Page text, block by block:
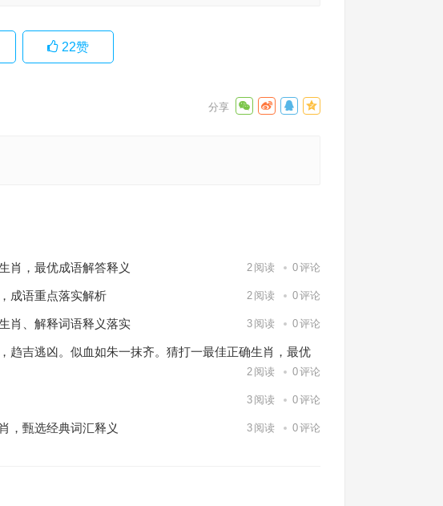
22赞
肖，最优成语解答释义 2 阅读 0评论
成语重点落实解析 2 阅读 0评论
肖、解释词语释义落实 3 阅读 0评论
趋吉逃凶。似血如朱一抹齐。猜打一最佳正确生肖，最优
2 阅读 0评论
3 阅读 0评论
，甄选经典词汇释义 3 阅读 0评论